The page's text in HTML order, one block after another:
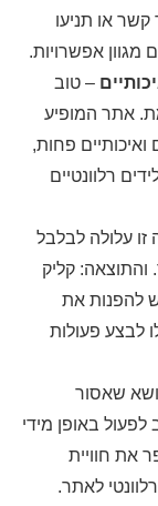
או תניעו
אפשרויות.
– טוב
אתר המופיע
ואיכותיים פחות,
רלוונטיים
זו עלולה לבלבל
קליק
להפנות את
לבצע פעולות
שאסור
באופן מידי
את חוויית
לאתר.